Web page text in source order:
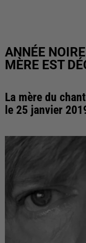
ANNÉE
MÈRE EST
La mère du
le 25 janvier